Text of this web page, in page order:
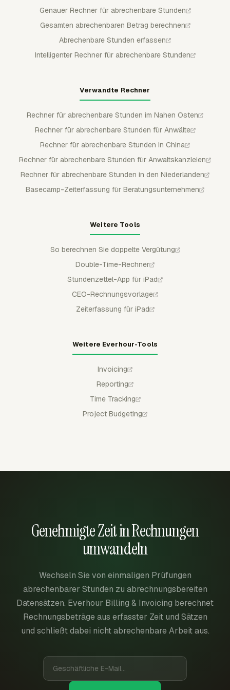
Genauer Rechner für abrechenbare Stunden
Gesamten abrechenbaren Betrag berechnen
Abrechenbare Stunden erfassen
Intelligenter Rechner für abrechenbare Stunden
Verwandte Rechner
Rechner für abrechenbare Stunden im Nahen Osten
Rechner für abrechenbare Stunden für Anwälte
Rechner für abrechenbare Stunden in China
Rechner für abrechenbare Stunden für Anwaltskanzleien
Rechner für abrechenbare Stunden in den Niederlanden
Basecamp-Zeiterfassung für Beratungsunternehmen
Weitere Tools
So berechnen Sie doppelte Vergütung
Double-Time-Rechner
Stundenzettel-App für iPad
CEO-Rechnungsvorlage
Zeiterfassung für iPad
Weitere Everhour-Tools
Invoicing
Reporting
Time Tracking
Project Budgeting
Genehmigte Zeit in Rechnungen
umwandeln
Wechseln Sie von einmaligen Prüfungen
abrechenbarer Stunden zu abrechnungsbereiten
Datensätzen. Everhour Billing & Invoicing berechnet
Rechnungsbeträge aus erfasster Zeit und Sätzen
und schließt dabei nicht abrechenbare Arbeit aus.